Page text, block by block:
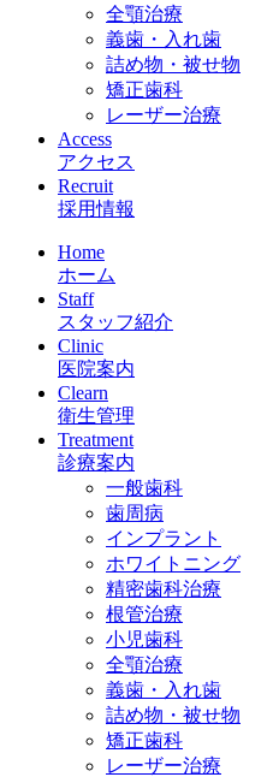
全顎治療
義歯・入れ歯
詰め物・被せ物
矯正歯科
レーザー治療
Access
アクセス
Recruit
採用情報
Home
ホーム
Staff
スタッフ紹介
Clinic
医院案内
Clearn
衛生管理
Treatment
診療案内
一般歯科
歯周病
インプラント
ホワイトニング
精密歯科治療
根管治療
小児歯科
全顎治療
義歯・入れ歯
詰め物・被せ物
矯正歯科
レーザー治療